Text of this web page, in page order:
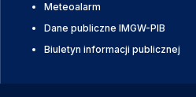
Meteoalarm
Dane publiczne IMGW-PIB
Biuletyn informacji publicznej